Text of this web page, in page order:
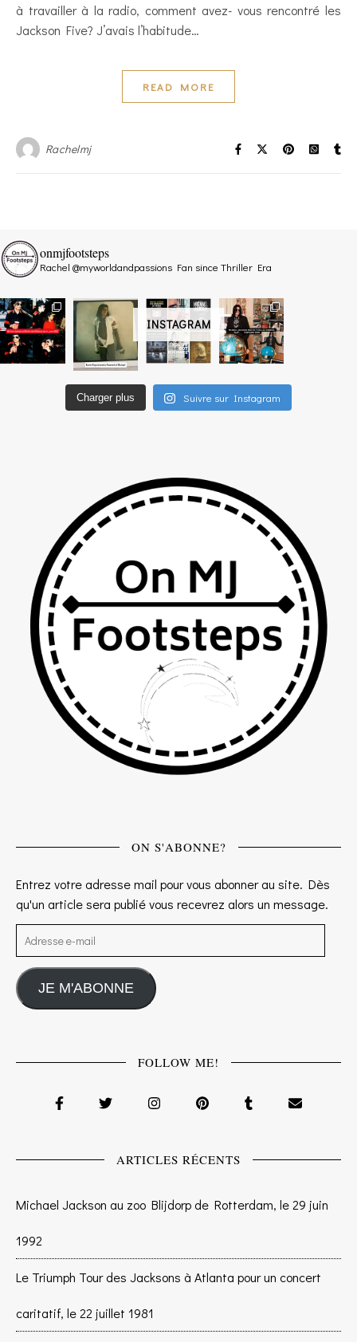
à travailler à la radio, comment avez- vous rencontré les
Jackson Five? J’avais l’habitude…
READ MORE
Rachelmj
INSTAGRAM
onmjfootsteps
Rachel @myworldandpassions Fan since Thriller Era
Charger plus Suivre sur Instagram
ON S'ABONNE?
Entrez votre adresse mail pour vous abonner au site. Dès
qu'un article sera publié vous recevrez alors un message.
Adresse e-mail
JE M'ABONNE
FOLLOW ME!
ARTICLES RÉCENTS
Michael Jackson au zoo Blijdorp de Rotterdam, le 29 juin
1992
Le Triumph Tour des Jacksons à Atlanta pour un concert
caritatif, le 22 juillet 1981